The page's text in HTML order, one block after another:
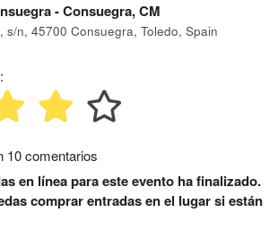
- Consuegra, CM
s/n, 45700 Consuegra, Toledo, Spain
10 comentarios
en línea para este evento ha finalizado.
comprar entradas en el lugar si están